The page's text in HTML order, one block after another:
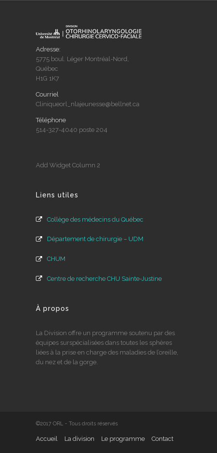
Adresse:
5775 boul. Léger Montréal-Nord,
Québec
H1G 1K7
Courriel
Cliniqueorl_nlajeunesse@bellnet.ca
Téléphone
514-327-4040 poste 204
Add Widget Column 2
Liens utiles
Collège des médecins du Québec
Département de chirurgie – UDM
CHUM
Centre de recherche CHU Sainte-Justine
À propos
La Division offre un programme soutenu par des
équipes surspécialisées dans toutes les sphères
liées à la prise en charge des maladies de l’oreille,
du nez et de la gorge.
©2017 ORL - Tous droits réservés
Accueil La division Le programme Contact